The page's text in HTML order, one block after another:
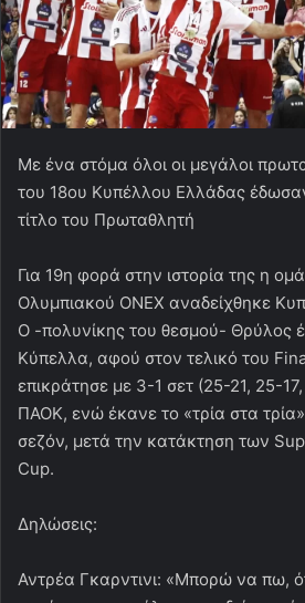
Με ένα στόμα όλοι οι μεγάλοι
του 18ου Κυπέλλου Ελλάδας
τίτλο του Πρωταθλητή
Για 19η φορά στην ιστορία της η
Ολυμπιακού ΟΝΕΧ αναδείχθηκε
Ο -πολυνίκης του θεσμού- Θρύλος
Κύπελλα, αφού στον τελικό του
επικράτησε με 3-1 σετ (25-21, 25-
ΠΑΟΚ, ενώ έκανε το «τρία στα τρία»
σεζόν, μετά την κατάκτηση των
Cup.
Δηλώσεις:
Αντρέα Γκαρντινι: «Μπορώ να πω,